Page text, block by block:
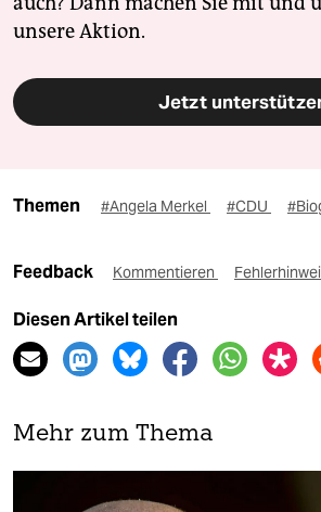
unsere Aktion.
Jetzt
Themen #Angela Merkel #CDU
Feedback Kommentieren
Diesen Artikel teilen
Mehr zum Thema